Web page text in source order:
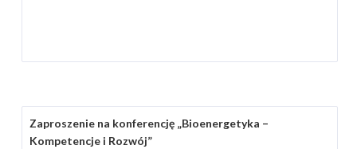
Zaproszenie na konferencję „Bioenergetyka –
Kompetencje i Rozwój”